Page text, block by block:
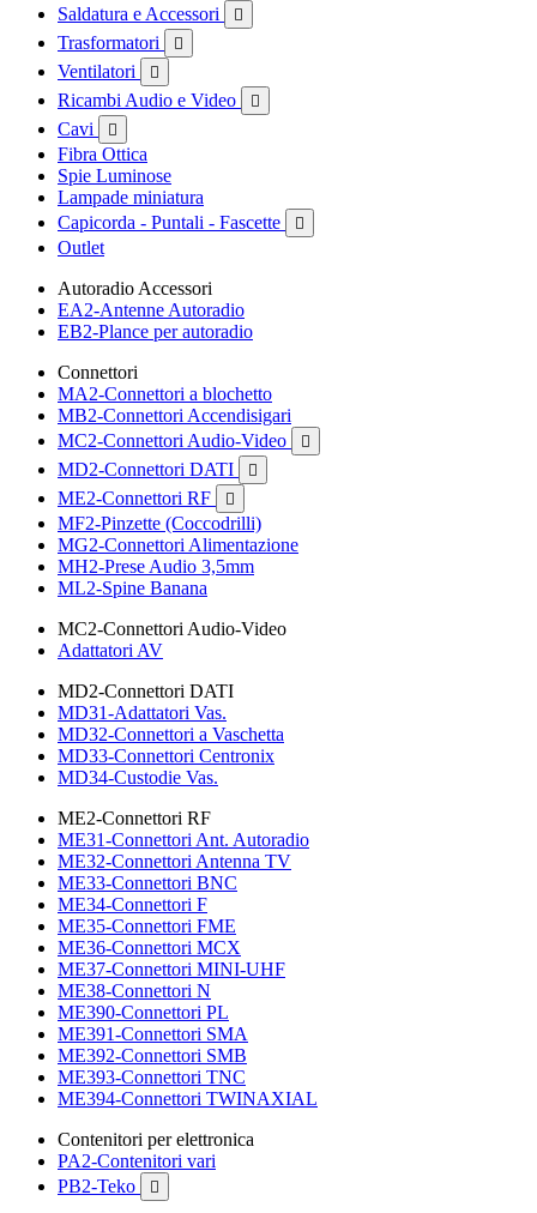
Saldatura e Accessori

Trasformatori 
Ventilatori 
Ricambi Audio e Video 
Cavi 
Fibra Ottica
Spie Luminose
Lampade miniatura
Capicorda - Puntali - Fascette

Outlet
Autoradio Accessori
EA2-Antenne Autoradio
EB2-Plance per autoradio
Connettori
MA2-Connettori a blochetto
MB2-Connettori Accendisigari
MC2-Connettori Audio-Video

MD2-Connettori DATI 
ME2-Connettori RF 
MF2-Pinzette (Coccodrilli)
MG2-Connettori Alimentazione
MH2-Prese Audio 3,5mm
ML2-Spine Banana
MC2-Connettori Audio-Video
Adattatori AV
MD2-Connettori DATI
MD31-Adattatori Vas.
MD32-Connettori a Vaschetta
MD33-Connettori Centronix
MD34-Custodie Vas.
ME2-Connettori RF
ME31-Connettori Ant. Autoradio
ME32-Connettori Antenna TV
ME33-Connettori BNC
ME34-Connettori F
ME35-Connettori FME
ME36-Connettori MCX
ME37-Connettori MINI-UHF
ME38-Connettori N
ME390-Connettori PL
ME391-Connettori SMA
ME392-Connettori SMB
ME393-Connettori TNC
ME394-Connettori TWINAXIAL
Contenitori per elettronica
PA2-Contenitori vari
PB2-Teko
